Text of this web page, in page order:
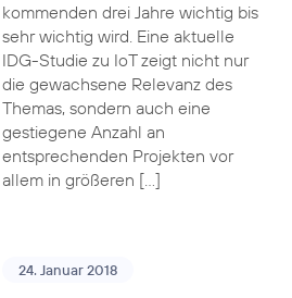
kommenden drei Jahre wichtig bis
sehr wichtig wird. Eine aktuelle
IDG-Studie zu IoT zeigt nicht nur
die gewachsene Relevanz des
Themas, sondern auch eine
gestiegene Anzahl an
entsprechenden Projekten vor
allem in größeren […]
24. Januar 2018